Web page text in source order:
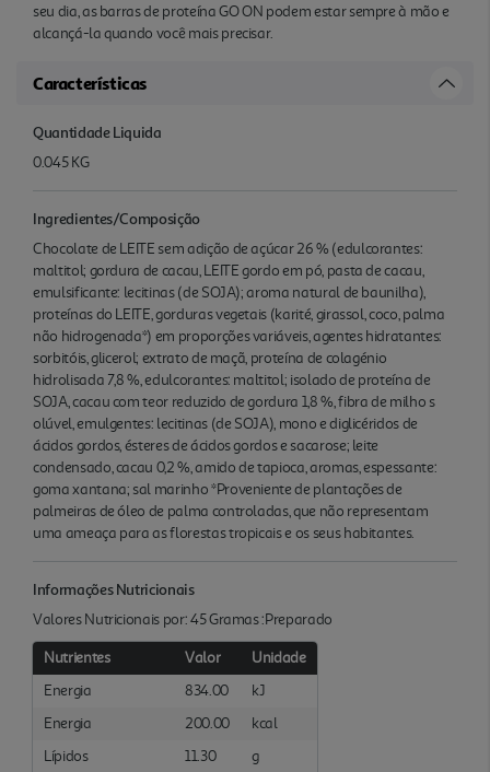
seu dia, as barras de proteína GO ON podem estar sempre à mão e
alcançá-la quando você mais precisar.
Características
Quantidade Liquida
0.045 KG
Ingredientes/Composição
Chocolate de LEITE sem adição de açúcar 26 % (edulcorantes:
maltitol; gordura de cacau, LEITE gordo em pó, pasta de cacau,
emulsificante: lecitinas (de SOJA); aroma natural de baunilha),
proteínas do LEITE, gorduras vegetais (karité, girassol, coco, palma
não hidrogenada*) em proporções variáveis, agentes hidratantes:
sorbitóis, glicerol; extrato de maçã, proteína de colagénio
hidrolisada 7,8 %, edulcorantes: maltitol; isolado de proteína de
SOJA, cacau com teor reduzido de gordura 1,8 %, fibra de milho s
olúvel, emulgentes: lecitinas (de SOJA), mono e diglicéridos de
ácidos gordos, ésteres de ácidos gordos e sacarose; leite
condensado, cacau 0,2 %, amido de tapioca, aromas, espessante:
goma xantana; sal marinho *Proveniente de plantações de
palmeiras de óleo de palma controladas, que não representam
uma ameaça para as florestas tropicais e os seus habitantes.
Informações Nutricionais
Valores Nutricionais por: 45 Gramas :Preparado
Nutrientes Valor
Unidade
Energia
834.00
kJ
Energia
200.00
kcal
Lípidos
11.30
g